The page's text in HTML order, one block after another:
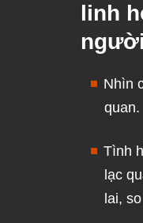
linh
Nhìn
quan.
Tình
lạc
lai,